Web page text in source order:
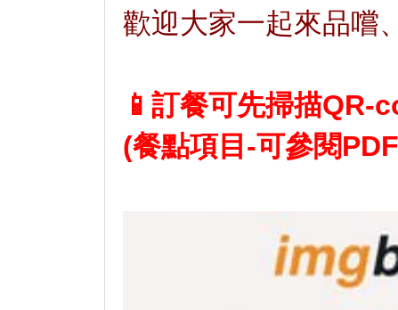
歡迎大家一起來品嚐
📱訂餐可先掃描QR-
(餐點項目-可參閱